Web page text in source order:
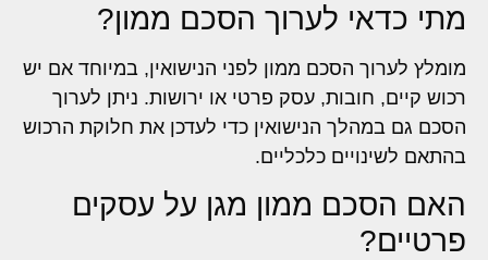
מתי כדאי לערוך הסכם ממון?
מומלץ לערוך הסכם ממון לפני הנישואין, במיוחד אם יש
רכוש קיים, חובות, עסק פרטי או ירושות. ניתן לערוך
הסכם גם במהלך הנישואין כדי לעדכן את חלוקת הרכוש
בהתאם לשינויים כלכליים.
האם הסכם ממון מגן על עסקים
פרטיים?